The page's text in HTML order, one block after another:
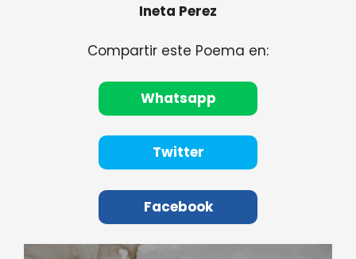
Ineta Perez
Compartir este Poema en:
Whatsapp
Twitter
Facebook